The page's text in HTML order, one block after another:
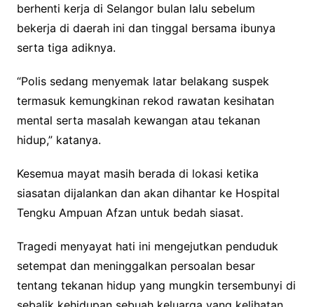
berhenti kerja di Selangor bulan lalu sebelum
bekerja di daerah ini dan tinggal bersama ibunya
serta tiga adiknya.
“Polis sedang menyemak latar belakang suspek
termasuk kemungkinan rekod rawatan kesihatan
mental serta masalah kewangan atau tekanan
hidup,” katanya.
Kesemua mayat masih berada di lokasi ketika
siasatan dijalankan dan akan dihantar ke Hospital
Tengku Ampuan Afzan untuk bedah siasat.
Tragedi menyayat hati ini mengejutkan penduduk
setempat dan meninggalkan persoalan besar
tentang tekanan hidup yang mungkin tersembunyi di